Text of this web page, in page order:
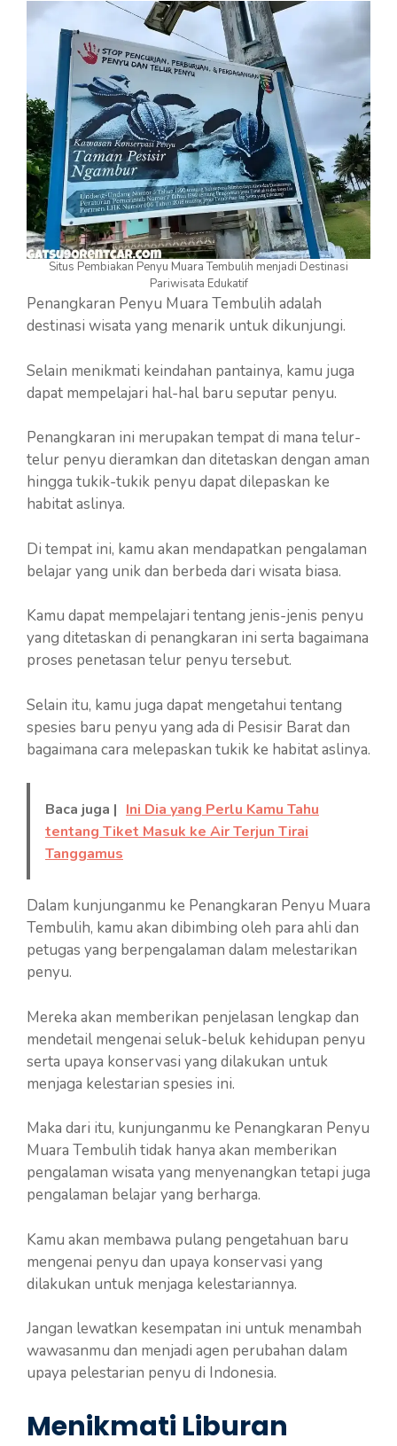
Situs Pembiakan Penyu Muara Tembulih menjadi Destinasi
Pariwisata Edukatif
Penangkaran Penyu Muara Tembulih adalah
destinasi wisata yang menarik untuk dikunjungi.
Selain menikmati keindahan pantainya, kamu juga
dapat mempelajari hal-hal baru seputar penyu.
Penangkaran ini merupakan tempat di mana telur-
telur penyu dieramkan dan ditetaskan dengan aman
hingga tukik-tukik penyu dapat dilepaskan ke
habitat aslinya.
Di tempat ini, kamu akan mendapatkan pengalaman
belajar yang unik dan berbeda dari wisata biasa.
Kamu dapat mempelajari tentang jenis-jenis penyu
yang ditetaskan di penangkaran ini serta bagaimana
proses penetasan telur penyu tersebut.
Selain itu, kamu juga dapat mengetahui tentang
spesies baru penyu yang ada di Pesisir Barat dan
bagaimana cara melepaskan tukik ke habitat aslinya.
Baca juga | Ini Dia yang Perlu Kamu Tahu
tentang Tiket Masuk ke Air Terjun Tirai
Tanggamus
Dalam kunjunganmu ke Penangkaran Penyu Muara
Tembulih, kamu akan dibimbing oleh para ahli dan
petugas yang berpengalaman dalam melestarikan
penyu.
Mereka akan memberikan penjelasan lengkap dan
mendetail mengenai seluk-beluk kehidupan penyu
serta upaya konservasi yang dilakukan untuk
menjaga kelestarian spesies ini.
Maka dari itu, kunjunganmu ke Penangkaran Penyu
Muara Tembulih tidak hanya akan memberikan
pengalaman wisata yang menyenangkan tetapi juga
pengalaman belajar yang berharga.
Kamu akan membawa pulang pengetahuan baru
mengenai penyu dan upaya konservasi yang
dilakukan untuk menjaga kelestariannya.
Jangan lewatkan kesempatan ini untuk menambah
wawasanmu dan menjadi agen perubahan dalam
upaya pelestarian penyu di Indonesia.
Menikmati Liburan